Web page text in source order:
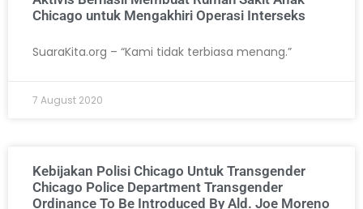
Chicago untuk Mengakhiri Operasi Interseks
SuaraKita.org – “Kami tidak terbiasa menang.”
7 August 2020
Kebijakan Polisi Chicago Untuk Transgender
Chicago Police Department Transgender
Ordinance To Be Introduced By Ald. Joe Moreno